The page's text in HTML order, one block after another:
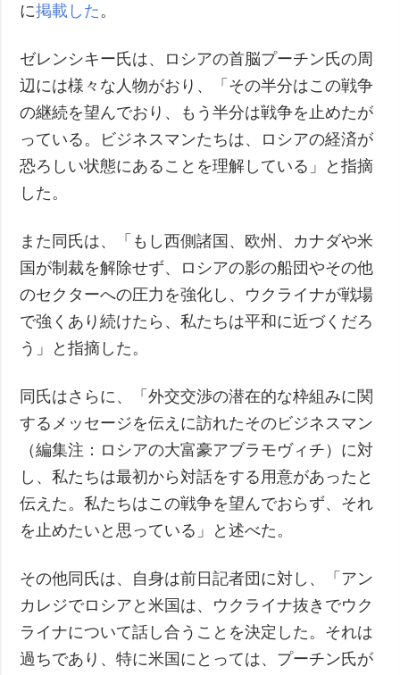
に掲載した 。
ゼレンシキー氏は、ロシアの首脳プーチン氏の周
辺には様々な人物がおり、「その半分はこの戦争
の継続を望んでおり、もう半分は戦争を止めたが
っている。ビジネスマンたちは、ロシアの経済が
恐ろしい状態にあることを理解している」と指摘
した。
また同氏は、「もし西側諸国、欧州、カナダや米
国が制裁を解除せず、ロシアの影の船団やその他
のセクターへの圧力を強化し、ウクライナが戦場
で強くあり続けたら、私たちは平和に近づくだろ
う」と指摘した。
同氏はさらに、「外交交渉の潜在的な枠組みに関
するメッセージを伝えに訪れたそのビジネスマン
（編集注：ロシアの大富豪アブラモヴィチ）に対
し、私たちは最初から対話をする用意があったと
伝えた。私たちはこの戦争を望んでおらず、それ
を止めたいと思っている」と述べた。
その他同氏は、自身は前日記者団に対し、「アン
カレジでロシアと米国は、ウクライナ抜きでウク
ライナについて話し合うことを決定した。それは
過ちであり、特に米国にとっては、プーチン氏が